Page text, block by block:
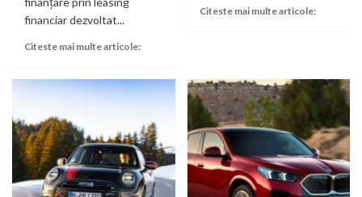
financiar dezvoltat...
Citeste mai multe articole:
Citeste mai multe articole: